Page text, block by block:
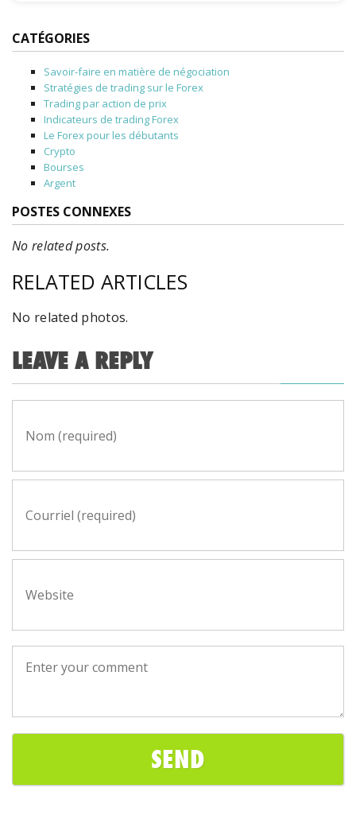
CATÉGORIES
Savoir-faire en matière de négociation
Stratégies de trading sur le Forex
Trading par action de prix
Indicateurs de trading Forex
Le Forex pour les débutants
Crypto
Bourses
Argent
POSTES CONNEXES
No related posts.
RELATED ARTICLES
No related photos.
LEAVE A REPLY